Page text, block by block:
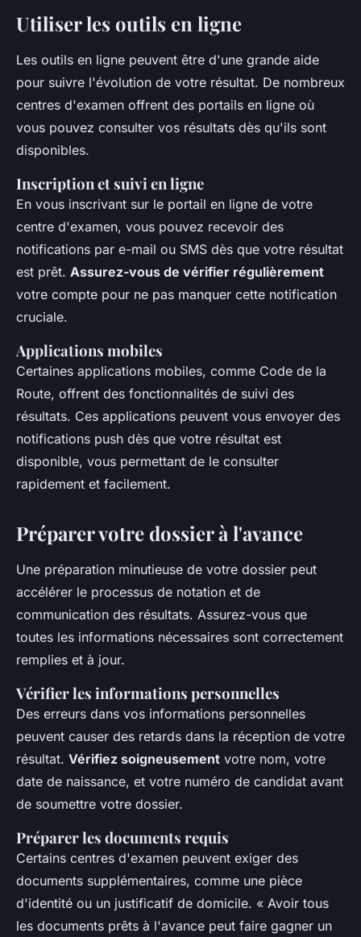
Utiliser les outils en ligne
Les outils en ligne peuvent être d'une grande aide
pour suivre l'évolution de votre résultat. De nombreux
centres d'examen offrent des portails en ligne où
vous pouvez consulter vos résultats dès qu'ils sont
disponibles.
Inscription et suivi en ligne
En vous inscrivant sur le portail en ligne de votre
centre d'examen, vous pouvez recevoir des
notifications par e-mail ou SMS dès que votre résultat
est prêt. Assurez-vous de vérifier régulièrement
votre compte pour ne pas manquer cette notification
cruciale.
Applications mobiles
Certaines applications mobiles, comme Code de la
Route, offrent des fonctionnalités de suivi des
résultats. Ces applications peuvent vous envoyer des
notifications push dès que votre résultat est
disponible, vous permettant de le consulter
rapidement et facilement.
Préparer votre dossier à l'avance
Une préparation minutieuse de votre dossier peut
accélérer le processus de notation et de
communication des résultats. Assurez-vous que
toutes les informations nécessaires sont correctement
remplies et à jour.
Vérifier les informations personnelles
Des erreurs dans vos informations personnelles
peuvent causer des retards dans la réception de votre
résultat. Vérifiez soigneusement votre nom, votre
date de naissance, et votre numéro de candidat avant
de soumettre votre dossier.
Préparer les documents requis
Certains centres d'examen peuvent exiger des
documents supplémentaires, comme une pièce
d'identité ou un justificatif de domicile. « Avoir tous
les documents prêts à l'avance peut faire gagner un